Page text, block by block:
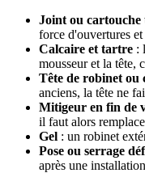
Joint ou cartouche
force d'ouvertures
Calcaire et tartre :
mousseur et la tête,
Tête de robinet ou
anciens, la tête ne
Mitigeur en fin de
il faut alors
Gel : un robinet
Pose ou serrage
après une